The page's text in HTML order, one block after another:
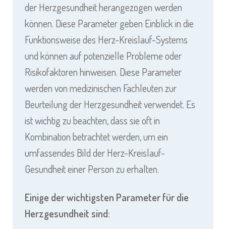
der Herzgesundheit herangezogen werden
können. Diese Parameter geben Einblick in die
Funktionsweise des Herz-Kreislauf-Systems
und können auf potenzielle Probleme oder
Risikofaktoren hinweisen. Diese Parameter
werden von medizinischen Fachleuten zur
Beurteilung der Herzgesundheit verwendet. Es
ist wichtig zu beachten, dass sie oft in
Kombination betrachtet werden, um ein
umfassendes Bild der Herz-Kreislauf-
Gesundheit einer Person zu erhalten.
Einige der wichtigsten Parameter für die
Herzgesundheit sind: